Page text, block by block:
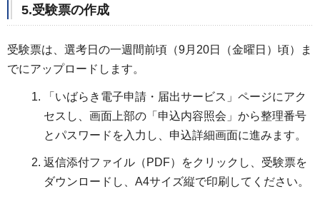
5.受験票の作成
受験票は、選考日の一週間前頃（9月20日（金曜日）頃）ま
でにアップロードします。
「いばらき電子申請・届出サービス」ページにアク
セスし、画面上部の「申込内容照会」から整理番号
とパスワードを入力し、申込詳細画面に進みます。
返信添付ファイル（PDF）をクリックし、受験票を
ダウンロードし、A4サイズ縦で印刷してください。